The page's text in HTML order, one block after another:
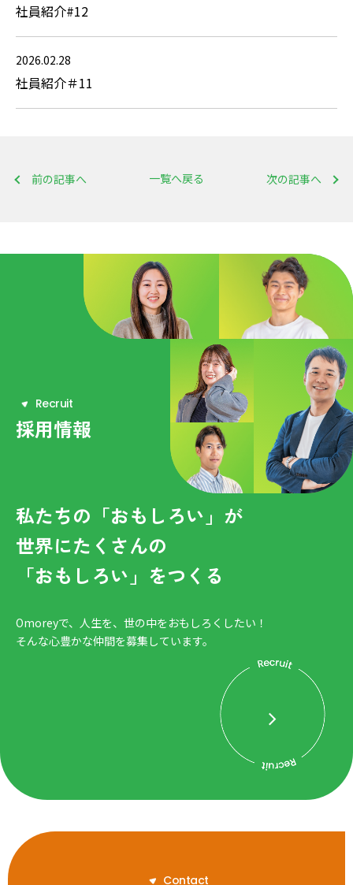
社員紹介#12
2026.02.28
社員紹介＃11
前の記事へ 次の記事へ
一覧へ戻る
Recruit
採用情報
私たちの「おもしろい」が
世界にたくさんの
「おもしろい」をつくる
Omoreyで、人生を、世の中をおもしろくしたい！
そんな心豊かな仲間を募集しています。
Contact